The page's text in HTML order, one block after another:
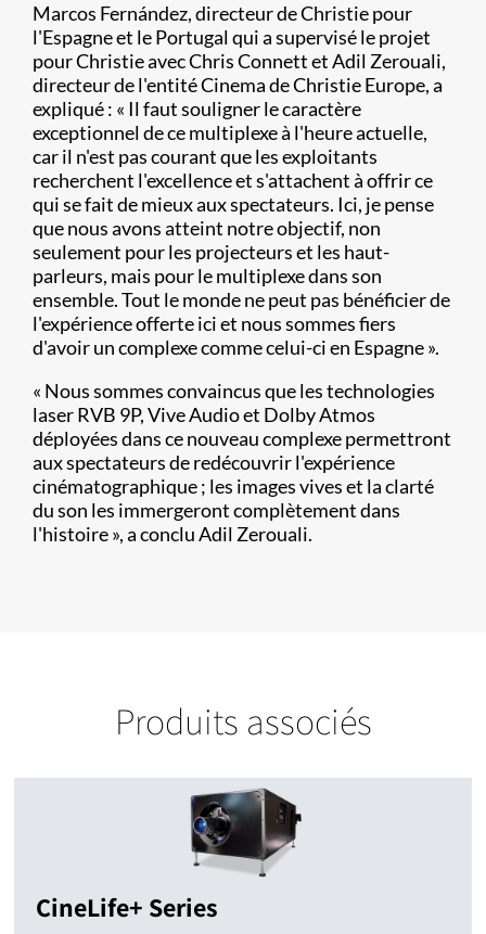
Marcos Fernández, directeur de Christie pour
l'Espagne et le Portugal qui a supervisé le projet
pour Christie avec Chris Connett et Adil Zerouali,
directeur de l'entité Cinema de Christie Europe, a
expliqué : « Il faut souligner le caractère
exceptionnel de ce multiplexe à l'heure actuelle,
car il n'est pas courant que les exploitants
recherchent l'excellence et s'attachent à offrir ce
qui se fait de mieux aux spectateurs. Ici, je pense
que nous avons atteint notre objectif, non
seulement pour les projecteurs et les haut-
parleurs, mais pour le multiplexe dans son
ensemble. Tout le monde ne peut pas bénéficier de
l'expérience offerte ici et nous sommes fiers
d'avoir un complexe comme celui-ci en Espagne ».
« Nous sommes convaincus que les technologies
laser RVB 9P, Vive Audio et Dolby Atmos
déployées dans ce nouveau complexe permettront
aux spectateurs de redécouvrir l'expérience
cinématographique ; les images vives et la clarté
du son les immergeront complètement dans
l'histoire », a conclu Adil Zerouali.
Produits associés
CineLife+ Series